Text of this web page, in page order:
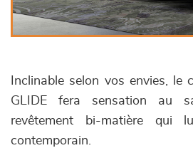
Inclinable selon vos envies, le
GLIDE fera sensation au
revêtement bi-matière qui
contemporain.